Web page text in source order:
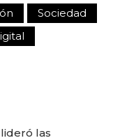
Sociedad
las